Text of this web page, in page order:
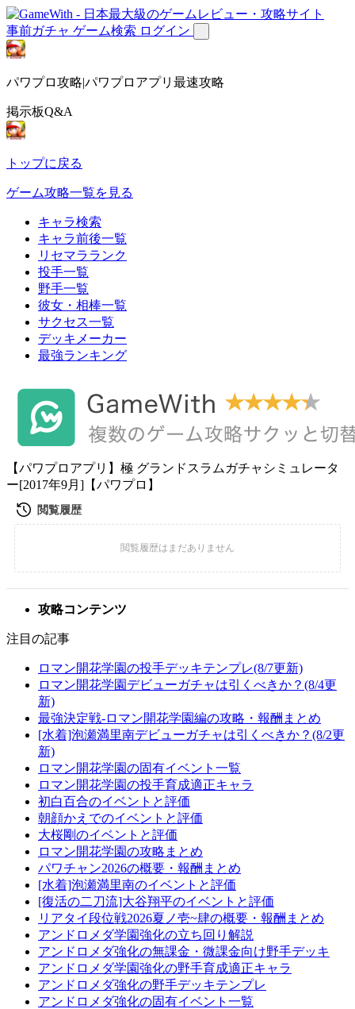
事前ガチャ ゲーム検索 ログイン
パワプロ攻略|パワプロアプリ最速攻略
掲示板Q&A
トップに戻る
ゲーム攻略一覧を見る
キャラ検索
キャラ前後一覧
リセマラランク
投手一覧
野手一覧
彼女・相棒一覧
サクセス一覧
デッキメーカー
最強ランキング
【パワプロアプリ】極 グランドスラムガチャシミュレータ
ー[2017年9月]【パワプロ】
攻略コンテンツ
注目の記事
ロマン開花学園の投手デッキテンプレ(8/7更新)
ロマン開花学園デビューガチャは引くべきか？(8/4更
新)
最強決定戦-ロマン開花学園編の攻略・報酬まとめ
[水着]泡瀬満里南デビューガチャは引くべきか？(8/2更
新)
ロマン開花学園の固有イベント一覧
ロマン開花学園の投手育成適正キャラ
初白百合のイベントと評価
朝顔かえでのイベントと評価
大桜剛のイベントと評価
ロマン開花学園の攻略まとめ
パワチャン2026の概要・報酬まとめ
[水着]泡瀬満里南のイベントと評価
[復活の二刀流]大谷翔平のイベントと評価
リアタイ段位戦2026夏ノ壱~肆の概要・報酬まとめ
アンドロメダ学園強化の立ち回り解説
アンドロメダ強化の無課金・微課金向け野手デッキ
アンドロメダ学園強化の野手育成適正キャラ
アンドロメダ強化の野手デッキテンプレ
アンドロメダ強化の固有イベント一覧